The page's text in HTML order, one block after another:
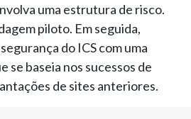
uma estrutura de risco.
piloto. Em seguida,
do ICS com uma
se baseia nos sucessos de
de sites anteriores.